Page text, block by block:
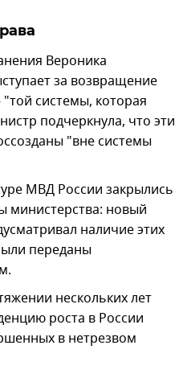
Вероника
за возвращение
системы, которая
подчеркнула, что эти
"вне системы
МВД России закрылись
министерства: новый
наличие этих
переданы
нескольких лет
роста в России
в нетрезвом